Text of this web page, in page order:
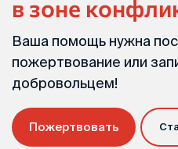
в зоне
Ваша помощь нужна
пожертвование или
добровольцем!
Пожертвовать